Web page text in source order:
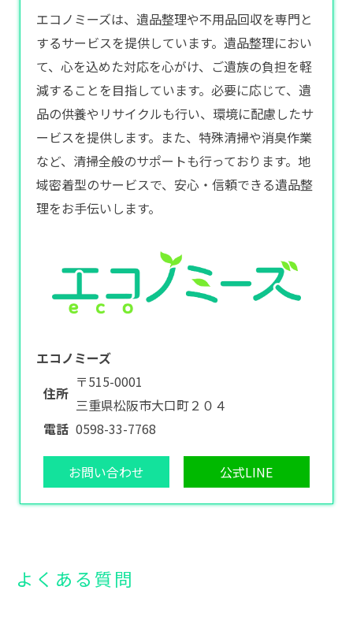
エコノミーズは、遺品整理や不用品回収を専門と
するサービスを提供しています。遺品整理におい
て、心を込めた対応を心がけ、ご遺族の負担を軽
減することを目指しています。必要に応じて、遺
品の供養やリサイクルも行い、環境に配慮したサ
ービスを提供します。また、特殊清掃や消臭作業
など、清掃全般のサポートも行っております。地
域密着型のサービスで、安心・信頼できる遺品整
理をお手伝いします。
エコノミーズ
住所
〒515-0001
三重県松阪市大口町２０４
電話 0598-33-7768
お問い合わせ 公式LINE
よくある質問